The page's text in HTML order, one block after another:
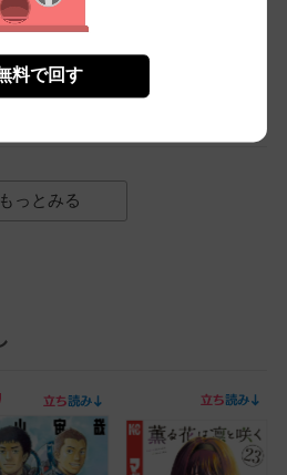
守護者？
システムの中で、独自の正義を貫く壇
けど、嫌らしい悪人が報いを受けると
もっとみる
料で回す